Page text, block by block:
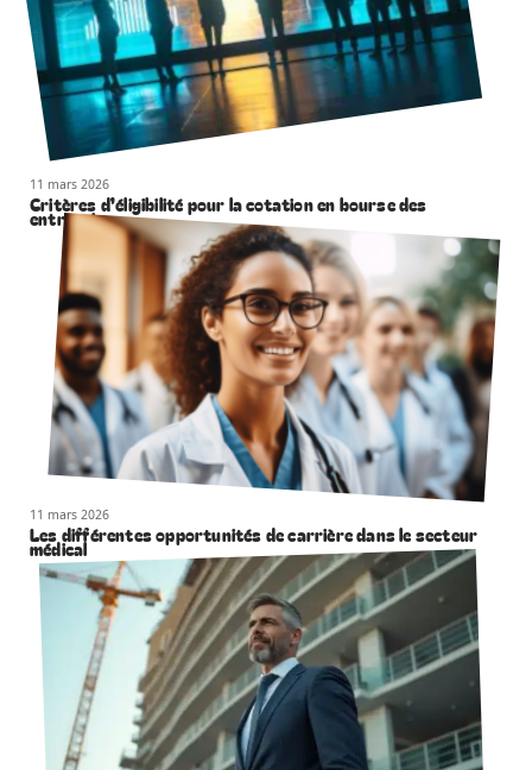
11 mars 2026
Critères d’éligibilité pour la cotation en bourse des
entreprises
11 mars 2026
Les différentes opportunités de carrière dans le secteur
médical